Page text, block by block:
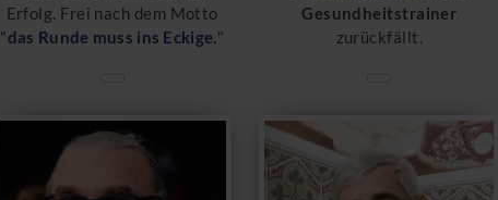
Erfolg. Frei nach dem Motto
"das Runde muss ins Eckige. "
Gesundheitstrainer
zurückfällt.